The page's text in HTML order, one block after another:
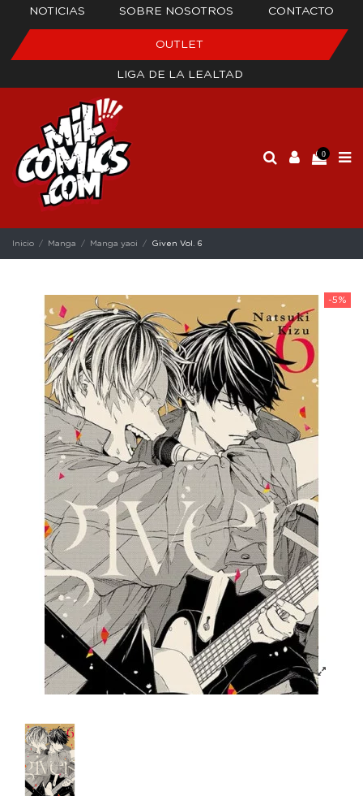
NOTICIAS SOBRE NOSOTROS CONTACTO
OUTLET
LIGA DE LA LEALTAD
0
Inicio Manga Manga yaoi Given Vol. 6
-5%